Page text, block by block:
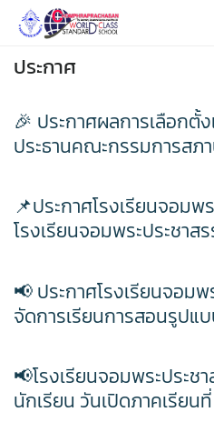
Skip
content
กลุ่มบริหารวิชาการ
เฟสบุคกลุ่มงานฯ
เว็บไซต์กลุ่มงานฯ
กลุ่มบริหารทั่วไป
เฟสบุคกลุ่มงานฯ
เว็บไซต์กลุ่มงานฯ
เฟสบุคกลุ่มงานฯ
กลุ่มบริหารงบประม
กลุ่มสาระฯ
วิทยาศาสตร์
เฟสบุคกลุ่มสาระฯ
เว็บไซต์กลุ่มสาระฯ
คณิตศาสตร์
เฟสบุคกลุ่มสาระฯ
เว็บไซต์กลุ่มสาระฯ
ต่างประเทศ
เฟสบุคกลุ่มสาระฯ
ภาษาไทย
กลุ่มงาน
กิจกรรม CPS
ITA2569
ประกาศ
🎉 ประกาศผลการเลือกตั้
ประธานคณะกรรมการสภ
แสดงความยินดีกับ
📌ประกาศโรงเรียนจอมพระ
โรงเรียนจอมพระประชาส
ของข้าราชการครูและบุค
ศุกร์ที่ 3 กรกฎาคม 2569
วิทยา อำเภอสอยดาว จัง
Learning
📢 ประกาศโรงเรียนจอมพ
จัดการเรียนการสอนรูปแบ
แบบการเรียนการสอนผ
Learning : Online, On
📌เปิดเรียนตามปกติ วัน
📢โรงเรียนจอมพระประ
นักเรียน วันเปิดภาคเรียน